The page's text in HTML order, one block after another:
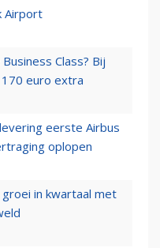
Airport
Class? Bij
euro extra
eerste Airbus
oplopen
in kwartaal met